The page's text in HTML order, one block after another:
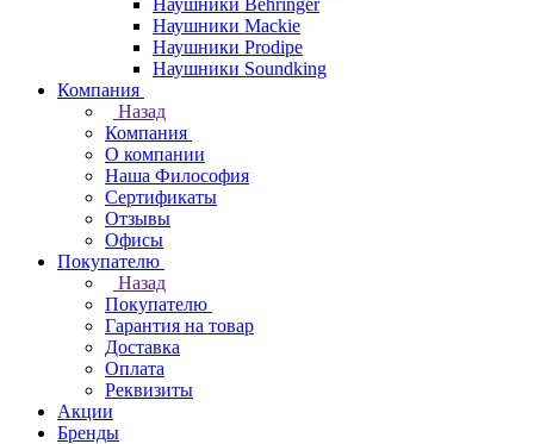
Наушники Behringer
Наушники Mackie
Наушники Prodipe
Наушники Soundking
Компания
Назад
Компания
О компании
Наша Философия
Сертификаты
Отзывы
Офисы
Покупателю
Назад
Покупателю
Гарантия на товар
Доставка
Оплата
Реквизиты
Акции
Бренды